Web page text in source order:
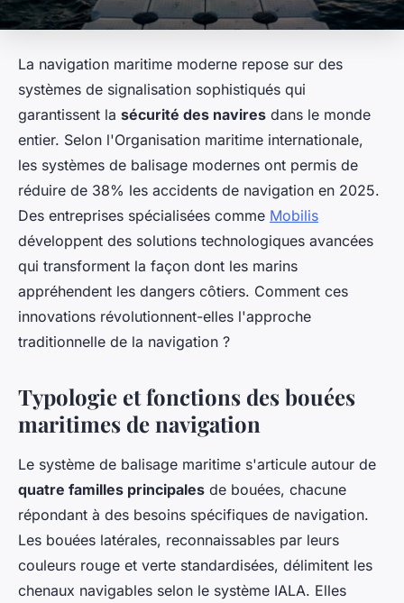
La navigation maritime moderne repose sur des
systèmes de signalisation sophistiqués qui
garantissent la sécurité des navires dans le monde
entier. Selon l'Organisation maritime internationale,
les systèmes de balisage modernes ont permis de
réduire de 38% les accidents de navigation en 2025.
Des entreprises spécialisées comme Mobilis
développent des solutions technologiques avancées
qui transforment la façon dont les marins
appréhendent les dangers côtiers. Comment ces
innovations révolutionnent-elles l'approche
traditionnelle de la navigation ?
Typologie et fonctions des bouées
maritimes de navigation
Le système de balisage maritime s'articule autour de
quatre familles principales de bouées, chacune
répondant à des besoins spécifiques de navigation.
Les bouées latérales, reconnaissables par leurs
couleurs rouge et verte standardisées, délimitent les
chenaux navigables selon le système IALA. Elles